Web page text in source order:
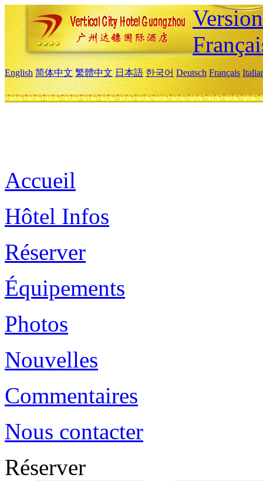
English 简体中文 繁體中文 日本語 한국어 Deutsch Français
Accueil
Hôtel Infos
Réserver
Équipements
Photos
Nouvelles
Commentaires
Nous contacter
Réserver